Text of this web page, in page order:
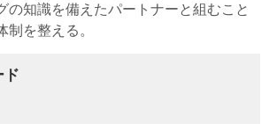
の知識を備えたパートナーと組むこと
制を整える。
ド